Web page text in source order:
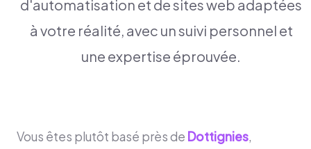
d'automatisation et de sites web adaptées
à votre réalité, avec un suivi personnel et
une expertise éprouvée.
Vous êtes plutôt basé près de Dottignies,